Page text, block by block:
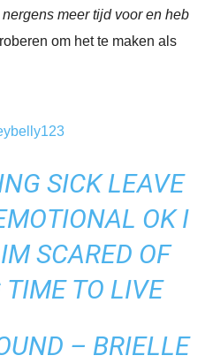
meer tijd voor en heb
om het te maken als
SICK LEAVE
OK I
SCARED OF
TO LIVE
– BRIELLE